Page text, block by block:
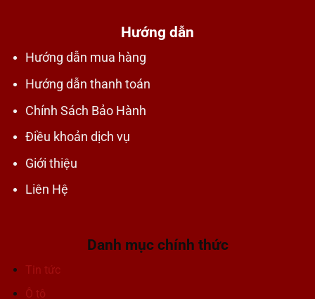
Hướng dẫn
Hướng dẫn mua hàng
Hướng dẫn thanh toán
Chính Sách Bảo Hành
Điều khoản dịch vụ
Giới thiệu
Liên Hệ
Danh mục chính thức
Tin tức
Ô tô